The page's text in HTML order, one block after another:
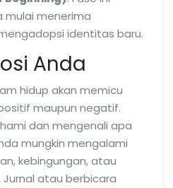
mulai menerima
identitas baru.
Anda
hidup akan memicu
maupun negatif.
dan mengenali apa
mungkin mengalami
kebingungan, atau
atau berbicara